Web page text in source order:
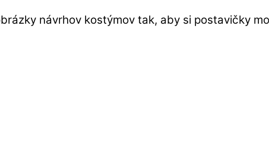
návrhov kostýmov tak, aby si postavičky